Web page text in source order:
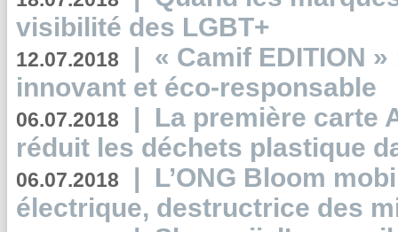
visibilité des LGBT+
12.07.2018 | « Camif EDITION
innovant et éco-responsable
06.07.2018 | La première carte
réduit les déchets plastique
06.07.2018 | L’ONG Bloom
électrique, destructrice des